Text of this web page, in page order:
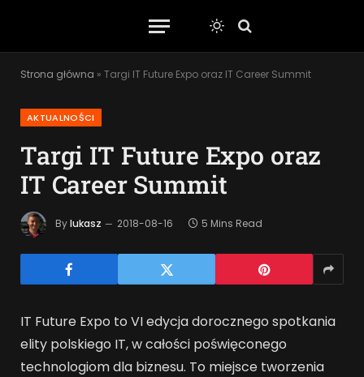
Strona główna » Targi IT Future Expo oraz IT Career Summit
AKTUALNOŚCI
Targi IT Future Expo oraz
IT Career Summit
Bylukasz 2018-08-16 5 Mins Read
IT Future Expo to VI edycja dorocznego spotkania
elity polskiego IT, w całości poświęconego
technologiom dla biznesu. To miejsce tworzenia